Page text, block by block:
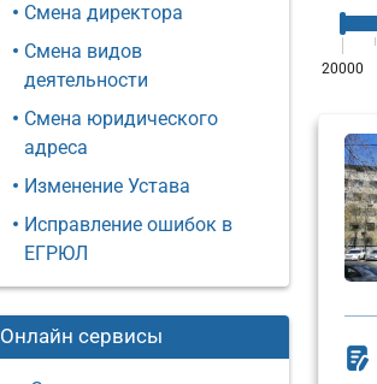
Смена директора
Смена видов
деятельности
Смена юридического
адреса
Изменение Устава
Исправление ошибок в
ЕГРЮЛ
Онлайн сервисы